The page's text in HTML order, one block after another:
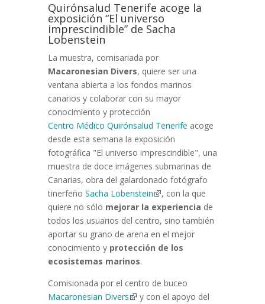
Quirónsalud Tenerife acoge la
exposición “El universo
imprescindible” de Sacha
Lobenstein
La muestra, comisariada por
Macaronesian Divers, quiere ser una
ventana abierta a los fondos marinos
canarios y colaborar con su mayor
conocimiento y protección
Centro Médico Quirónsalud Tenerife acoge
desde esta semana la exposición
fotográfica "El universo imprescindible", una
muestra de doce imágenes submarinas de
Canarias, obra del galardonado fotógrafo
tinerfeño Sacha Lobenstein
, con la que
quiere no sólo mejorar la experiencia de
todos los usuarios del centro, sino también
aportar su grano de arena en el mejor
conocimiento y protección de los
ecosistemas marinos.
Comisionada por el centro de buceo
Macaronesian Divers
y con el apoyo del